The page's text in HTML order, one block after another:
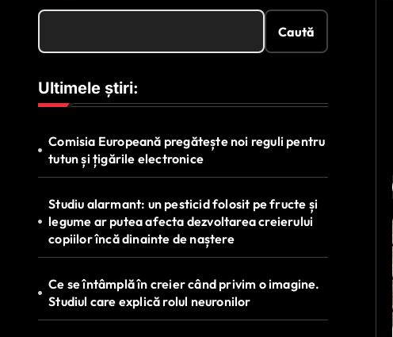
Caută
Ultimele știri:
Comisia Europeană pregătește noi reguli pentru
tutun și țigările electronice
Studiu alarmant: un pesticid folosit pe fructe și
legume ar putea afecta dezvoltarea creierului
copiilor încă dinainte de naștere
Ce se întâmplă în creier când privim o imagine.
Studiul care explică rolul neuronilor